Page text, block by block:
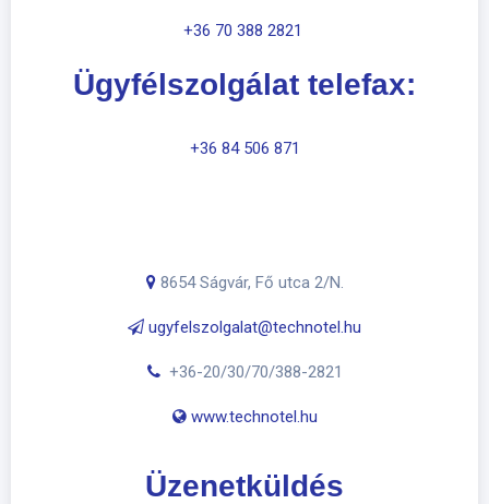
+36 70 388 2821
Ügyfélszolgálat telefax:
+36 84 506 871
8654 Ságvár, Fő utca 2/N.
ugyfelszolgalat@technotel.hu
+36-20/30/70/388-2821
​ www.technotel.hu
Üzenetküldés